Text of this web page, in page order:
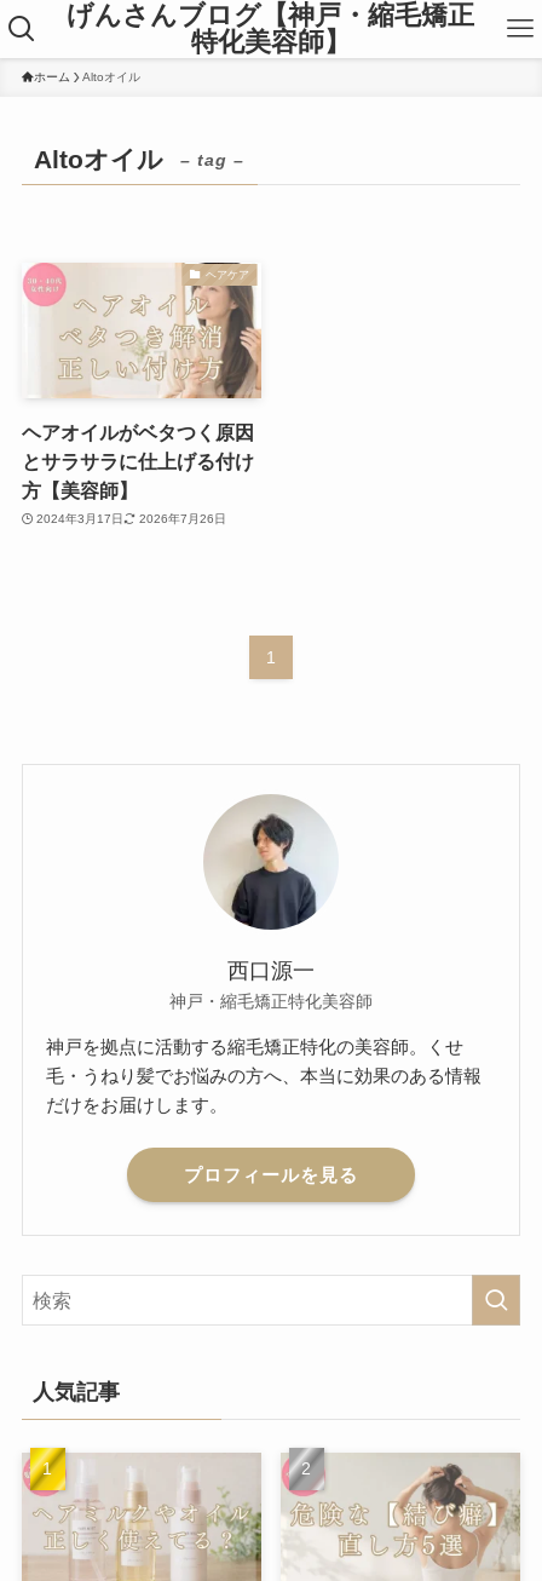
げんさんブログ【神戸・縮毛矯正
特化美容師】
ホーム Altoオイル
Altoオイル – tag –
ヘアケア
ヘアオイルがベタつく原因
とサラサラに仕上げる付け
方【美容師】
2024年3月17日 2026年7月26日
1
西口源一
神戸・縮毛矯正特化美容師
神戸を拠点に活動する縮毛矯正特化の美容師。くせ
毛・うねり髪でお悩みの方へ、本当に効果のある情報
だけをお届けします。
プロフィールを見る
人気記事